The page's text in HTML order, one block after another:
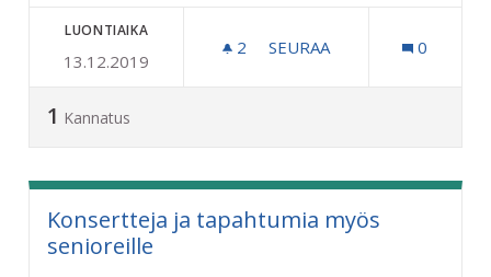
LUONTIAIKA
13.12.2019
2 2 SEURAAJAA
SEURAA 0
1 Kannatus
Konsertteja ja tapahtumia myös
senioreille